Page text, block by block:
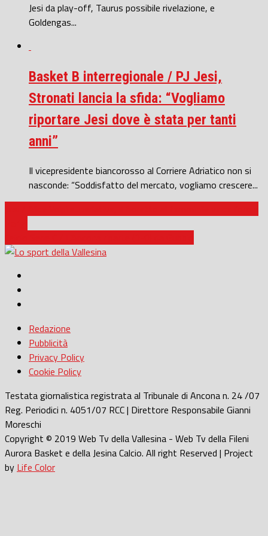
Jesi da play-off, Taurus possibile rivelazione, e
Goldengas...
Basket B interregionale / PJ Jesi,
Stronati lancia la sfida: “Vogliamo
riportare Jesi dove è stata per tanti
anni”
Il vicepresidente biancorosso al Corriere Adriatico non si
nasconde: “Soddisfatto del mercato, vogliamo crescere...
Redazione
Pubblicità
Privacy Policy
Cookie Policy
Testata giornalistica registrata al Tribunale di Ancona n. 24 /07
Reg. Periodici n. 4051/07 RCC | Direttore Responsabile Gianni
Moreschi
Copyright © 2019 Web Tv della Vallesina - Web Tv della Fileni
Aurora Basket e della Jesina Calcio. All right Reserved | Project
by Life Color